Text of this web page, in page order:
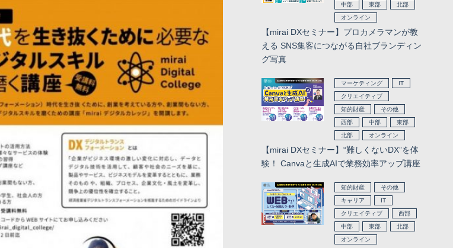
中部
東部
北部
オンライン
【mirai DXセミナー】プロカメラマンが教
える SNS集客につながる自社ブランディン
グ写真
マーケティング
IT
クリエイティブ
知的財産
その他
西部
中部
東部
北部
オンライン
【mirai DXセミナー】“難しくないDX”を体
験！ Canvaと生成AIで業務効率アップ講座
知的財産
その他
キャリア
IT
クリエイティブ
西部
中部
東部
北部
オンライン